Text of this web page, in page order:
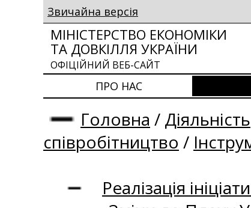
Звичайна версія
МІНІСТЕРСТВО ЕКОНОМІКИ
ТА ДОВКІЛЛЯ УКРАЇНИ
ОФІЦІЙНИЙ ВЕБ-САЙТ
ПРО НАС
Головна / Діяльність
співробітництво /
Реалізація